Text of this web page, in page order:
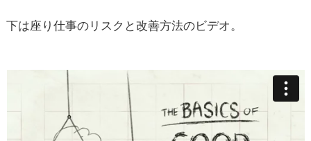
下は座り仕事のリスクと改善方法のビデオ。